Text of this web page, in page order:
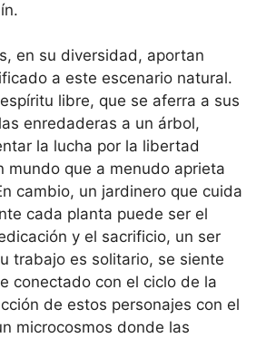
en su diversidad, aportan
a este escenario natural.
libre, que se aferra a sus
enredaderas a un árbol,
la lucha por la libertad
mundo que a menudo aprieta
cambio, un jardinero que cuida
cada planta puede ser el
y el sacrificio, un ser
trabajo es solitario, se siente
conectado con el ciclo de la
de estos personajes con el
microcosmos donde las